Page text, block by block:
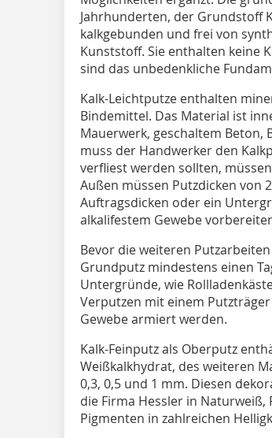
Jahrhunderten, der Grundstoff
kalkgebunden und frei von
Kunststoff. Sie enthalten keine
sind das unbedenkliche
Kalk-Leichtputze enthalten
Bindemittel. Das Material ist
Mauerwerk, geschaltem Beton,
muss der Handwerker den
verfliest werden sollten,
Außen müssen Putzdicken von
Auftragsdicken oder ein
alkalifestem Gewebe
Bevor die weiteren
Grundputz mindestens einen
Untergründe, wie
Verputzen mit einem
Gewebe armiert werden.
Kalk-Feinputz als Oberputz
Weißkalkhydrat, des weiteren
0,3, 0,5 und 1 mm. Diesen
die Firma Hessler in
Pigmenten in zahlreichen